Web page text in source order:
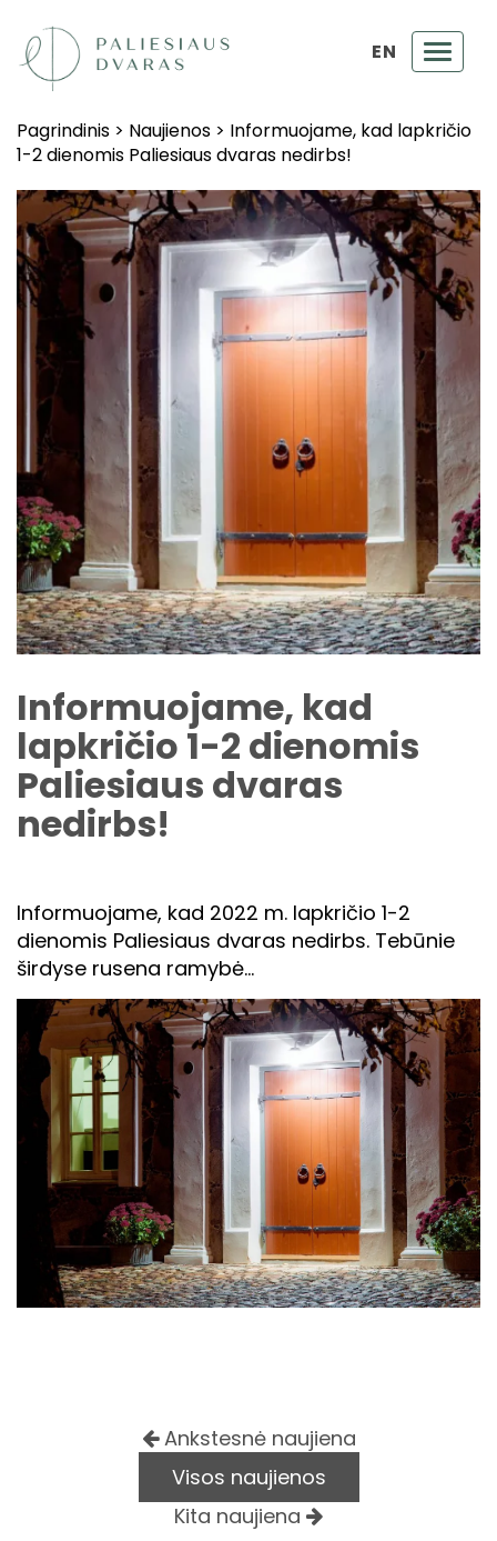
EN
Pagrindinis > Naujienos > Informuojame, kad lapkričio
1-2 dienomis Paliesiaus dvaras nedirbs!
Informuojame, kad
lapkričio 1-2 dienomis
Paliesiaus dvaras
nedirbs!
Informuojame, kad 2022 m. lapkričio 1-2
dienomis Paliesiaus dvaras nedirbs. Tebūnie
širdyse rusena ramybė…
Ankstesnė naujiena
Visos naujienos
Kita naujiena